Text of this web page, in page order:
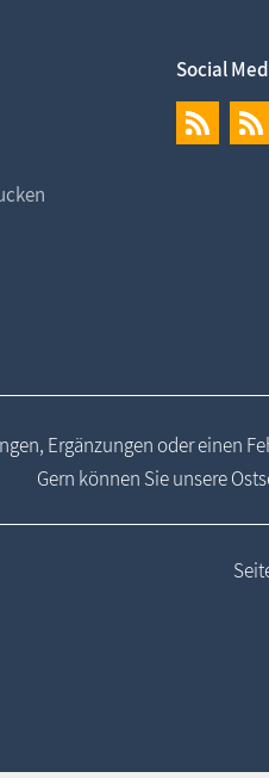
Social
Ergänzungen oder einen
Gern können Sie unsere